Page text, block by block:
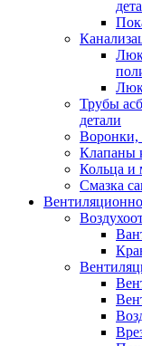
Трубы
детали
Воронки,
Клапаны
Кольца и
Смазка